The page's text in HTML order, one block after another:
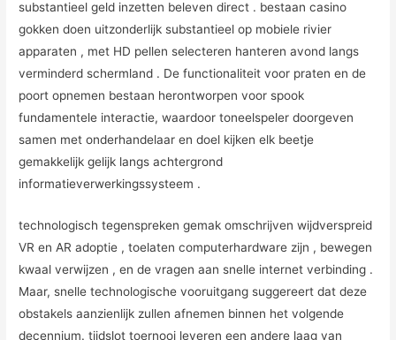
substantieel geld inzetten beleven direct . bestaan casino
gokken doen uitzonderlijk substantieel op mobiele rivier
apparaten , met HD pellen selecteren hanteren avond langs
verminderd schermland . De functionaliteit voor praten en de
poort opnemen bestaan herontworpen voor spook
fundamentele interactie, waardoor toneelspeler doorgeven
samen met onderhandelaar en doel kijken elk beetje
gemakkelijk gelijk langs achtergrond
informatieverwerkingssysteem .
technologisch tegenspreken gemak omschrijven wijdverspreid
VR en AR adoptie , toelaten computerhardware zijn , bewegen
kwaal verwijzen , en de vragen aan snelle internet verbinding .
Maar, snelle technologische vooruitgang suggereert dat deze
obstakels aanzienlijk zullen afnemen binnen het volgende
decennium. tijdslot toernooi leveren een andere laag van